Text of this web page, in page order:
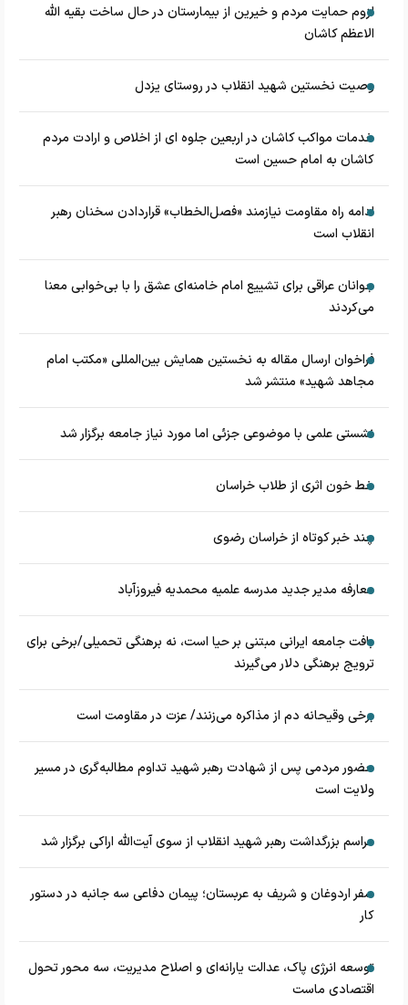
لزوم حمایت مردم و خیرین از بیمارستان در حال ساخت بقیه الله
الاعظم کاشان
وصیت نخستین شهید انقلاب در روستای یزدل
خدمات مواکب کاشان در اربعین جلوه ای از اخلاص و ارادت مردم
کاشان به امام حسین است
ادامه راه مقاومت نیازمند «فصل‌الخطاب» قراردادن سخنان رهبر
انقلاب است
جوانان عراقی برای تشییع امام خامنه‌ای عشق را با بی‌خوابی معنا
می‌کردند
فراخوان ارسال مقاله به نخستین همایش بین‌المللی «مکتب امام
مجاهد شهید» منتشر شد
نشستی علمی با موضوعی جزئی اما مورد نیاز جامعه برگزار شد
خط خون اثری از طلاب خراسان
چند خبر کوتاه از خراسان رضوی
معارفه مدیر جدید مدرسه علمیه محمدیه فیروزآباد
بافت جامعه ایرانی مبتنی بر حیا است، نه برهنگی تحمیلی/برخی برای
ترویج برهنگی دلار می‌گیرند
برخی وقیحانه دم از مذاکره می‌زنند/ عزت در مقاومت است
حضور مردمی پس از شهادت رهبر شهید تداوم مطالبه‌گری در مسیر
ولایت است
مراسم بزرگداشت رهبر شهید انقلاب از سوی آیت‌الله اراکی برگزار شد
سفر اردوغان و شریف به عربستان؛ پیمان دفاعی سه جانبه در دستور
کار
توسعه انرژی پاک، عدالت یارانه‌ای و اصلاح مدیریت، سه محور تحول
اقتصادی ماست